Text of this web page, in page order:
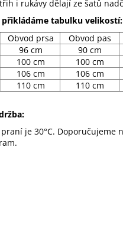
i rukávy dělají ze šatů
přikládáme tabulku velikostí:
Obvod prsa Obvod pas
96 cm 90 cm
100 cm 100 cm
106 cm 106 cm
110 cm 110 cm
je 30°C. Doporučujeme